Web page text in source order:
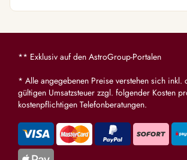
** Exklusiv auf den AstroGroup-Portalen
* Alle angegebenen Preise verstehen sich inkl.
gültigen Umsatzsteuer zzgl. folgender Kosten
kostenpflichtigen Telefonberatungen.